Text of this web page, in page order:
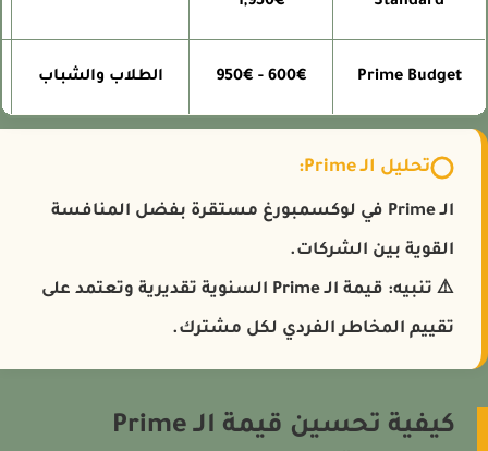
Prime Budget
600€ - 950€ الطلاب والشباب
تحليل الـ Prime:
الـ Prime في لوكسمبورغ مستقرة بفضل المنافسة
القوية بين الشركات.
⚠️تنبيه: قيمة الـ Prime السنوية تقديرية وتعتمد على
تقييم المخاطر الفردي لكل مشترك.
كيفية تحسين قيمة الـ Prime